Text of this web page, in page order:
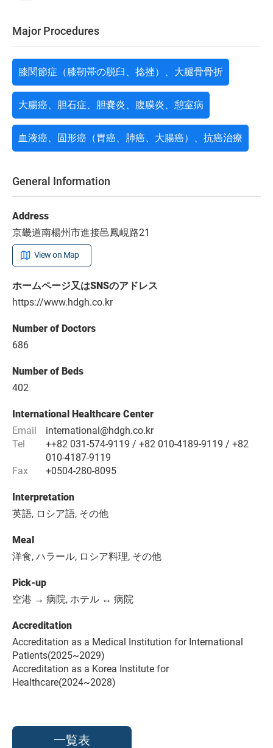
Major Procedures
膝関節症（膝靭帯の脱臼、捻挫）、大腿骨骨折
大腸癌、胆石症、胆嚢炎、腹膜炎、憩室病
血液癌、固形癌（胃癌、肺癌、大腸癌）、抗癌治療
General Information
Address
京畿道南楊州市進接邑鳳峴路21
View on Map
ホームページ又はSNSのアドレス
https://www.hdgh.co.kr
Number of Doctors
686
Number of Beds
402
International Healthcare Center
Email
international@hdgh.co.kr
Tel
++82 031-574-9119 / +82 010-4189-9119 / +82
010-4187-9119
Fax
+0504-280-8095
Interpretation
英語, ロシア語, その他
Meal
洋食, ハラール, ロシア料理, その他
Pick-up
空港 → 病院, ホテル ↔ 病院
Accreditation
Accreditation as a Medical Institution for International
Patients(2025~2029)
Accreditation as a Korea Institute for
Healthcare(2024~2028)
一覧表